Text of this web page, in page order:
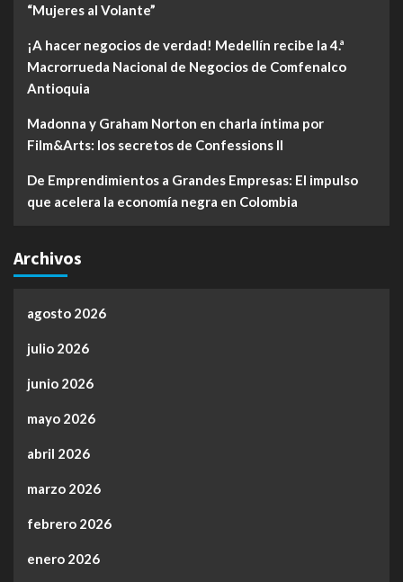
“Mujeres al Volante”
¡A hacer negocios de verdad! Medellín recibe la 4.ª
Macrorrueda Nacional de Negocios de Comfenalco
Antioquia
Madonna y Graham Norton en charla íntima por
Film&Arts: los secretos de Confessions II
De Emprendimientos a Grandes Empresas: El impulso
que acelera la economía negra en Colombia
Archivos
agosto 2026
julio 2026
junio 2026
mayo 2026
abril 2026
marzo 2026
febrero 2026
enero 2026